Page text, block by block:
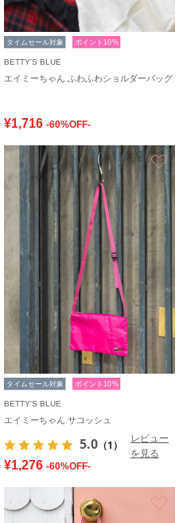
タイムセール対象 ポイント10%
BETTY'S BLUE
エイミーちゃん ふわふわショルダーバッグ
¥1,716 -60%OFF-
タイムセール対象 ポイント10%
BETTY'S BLUE
エイミーちゃん サコッシュ
5.0 （1）
レビュー
を見る
¥1,276 -60%OFF-